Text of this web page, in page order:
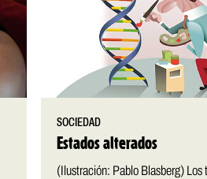
SOCIEDAD
Estados alterados
(Ilustración: Pablo Blasberg) Los